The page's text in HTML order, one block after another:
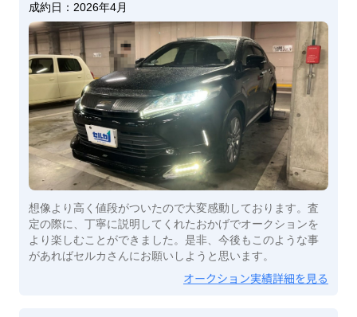
成約日： 2026年4月
想像より高く値段がついたので大変感動しております。査
定の際に、丁寧に説明してくれたおかげでオークションを
より楽しむことができました。是非、今後もこのような事
があればセルカさんにお願いしようと思います。
オークション実績詳細を見る